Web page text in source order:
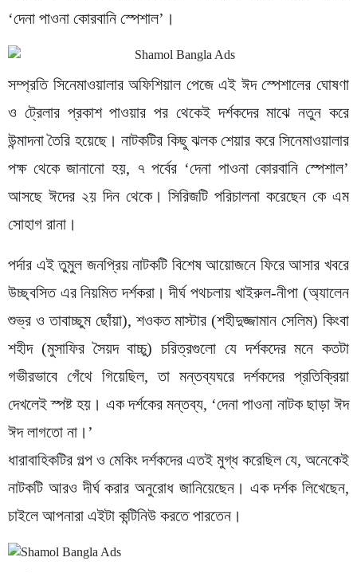
‘দেনা পাওনা কোরবানি স্পেশাল’।
সম্প্রতি সিনেমাওয়ালার অফিশিয়াল পেজে এই ঈদ স্পেশালের ঘোষণা
ও ট্রেলার প্রকাশ পাওয়ার পর থেকেই দর্শকদের মাঝে নতুন করে
উন্মাদনা তৈরি হয়েছে। নাটকটির কিছু ঝলক শেয়ার করে সিনেমাওয়ালার
পক্ষ থেকে জানানো হয়, ৭ পর্বের ‘দেনা পাওনা কোরবানি স্পেশাল’
আসছে ঈদের ২য় দিন থেকে। সিরিজটি পরিচালনা করেছেন কে এম
সোহাগ রানা।
পর্দার এই তুমুল জনপ্রিয় নাটকটি বিশেষ আয়োজনে ফিরে আসার খবরে
উচ্ছ্বসিত এর নিয়মিত দর্শকরা। দীর্ঘ পথচলায় খাইরুল-নীপা (অ্যালেন
শুভ্র ও তাবাচ্ছুম ছোঁয়া), শওকত মাস্টার (শহীদুজ্জামান সেলিম) কিংবা
শহীদ (মুসাফির সৈয়দ বাচ্চু) চরিত্রগুলো যে দর্শকদের মনে কতটা
গভীরভাবে গেঁথে গিয়েছিল, তা মন্তব্যঘরে দর্শকদের প্রতিক্রিয়া
দেখলেই স্পষ্ট হয়। এক দর্শকের মন্তব্য, ‘দেনা পাওনা নাটক ছাড়া ঈদ
ঈদ লাগতো না।’
ধারাবাহিকটির গল্প ও মেকিং দর্শকদের এতই মুগ্ধ করেছিল যে, অনেকেই
নাটকটি আরও দীর্ঘ করার অনুরোধ জানিয়েছেন। এক দর্শক লিখেছেন,
চাইলে আপনারা এইটা কন্টিনিউ করতে পারতেন।